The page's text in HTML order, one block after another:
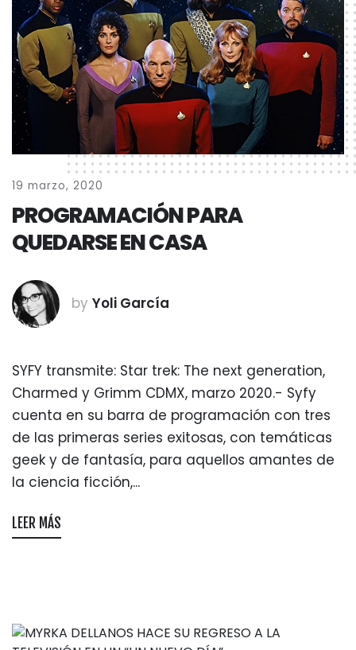
19 marzo, 2020
PROGRAMACIÓN PARA
QUEDARSE EN CASA
by Yoli García
SYFY transmite: Star trek: The next generation,
Charmed y Grimm CDMX, marzo 2020.- Syfy
cuenta en su barra de programación con tres
de las primeras series exitosas, con temáticas
geek y de fantasía, para aquellos amantes de
la ciencia ficción,...
LEER MÁS